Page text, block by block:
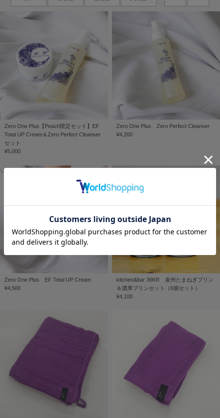
Zero One Plus【Peach限定セット】EF
Total UP Cream＆Zero Perfect Cleanser
セット
¥5,000
Zero One Plus Zero Perfect Cleanser
¥4,200
Zero One Plus EF Total UP Cream
¥4,500
kitchen&bar 36KR 泉州たまねぎプリン
＆濃厚プリンセット（6個セット）
¥4,100